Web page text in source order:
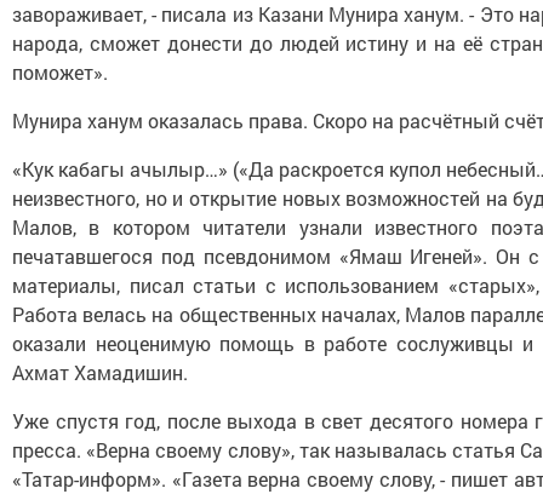
завораживает, - писала из Казани Мунира ханум. - Это
народа, сможет донести до людей истину и на её
поможет».
Мунира ханум оказалась права. Скоро на расчётный
«Кук кабагы ачылыр…» («Да раскроется купол
неизвестного, но и открытие новых возможностей на
Малов, в котором читатели узнали известного
печатавшегося под псевдонимом «Ямаш Игеней». Он
материалы, писал статьи с использованием
Работа велась на общественных началах, Малов
оказали неоценимую помощь в работе сослуживцы и
Ахмат Хамадишин.
Уже спустя год, после выхода в свет десятого номера
пресса. «Верна своему слову», так называлась статья
«Татар-информ». «Газета верна своему слову, - пишет